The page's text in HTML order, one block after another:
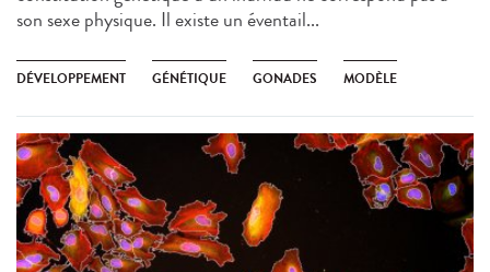
son sexe physique. Il existe un éventail...
DÉVELOPPEMENT GÉNÉTIQUE GONADES MODÈLE